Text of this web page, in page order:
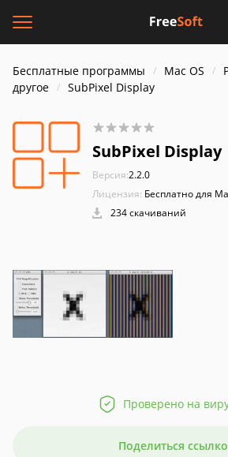
Бесплатные программы Mac OS
другое
SubPixel Display
SubPixel Display
Версия:2.2.0
Лицензия: Бесплатно для
234 скачиваний
Проверено на
Поделиться